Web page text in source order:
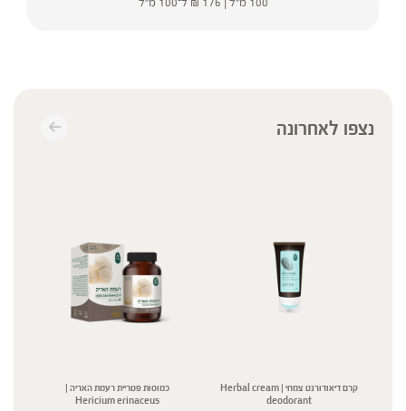
נצפו לאחרונה
קרם דיאודורנט צמחי | Herbal cream
deodorant
כמוסות פטריית רעמת האריה |
Hericium erinaceus